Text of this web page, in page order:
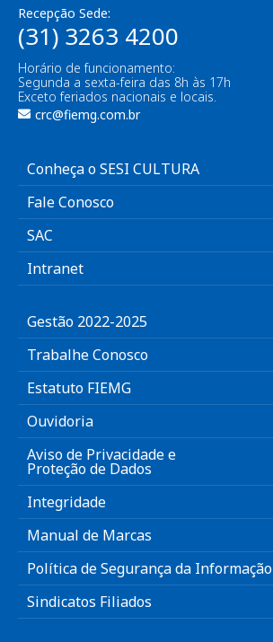
Recepção Sede:
(31) 3263 4200
Horário de funcionamento:
Segunda a sexta-feira das 8h às 17h
Exceto feriados nacionais e locais.
crc@fiemg.com.br
Conheça o SESI CULTURA
Fale Conosco
SAC
Intranet
Gestão 2022-2025
Trabalhe Conosco
Estatuto FIEMG
Ouvidoria
Aviso de Privacidade e
Proteção de Dados
Integridade
Manual de Marcas
Política de Segurança da Informação
Sindicatos Filiados